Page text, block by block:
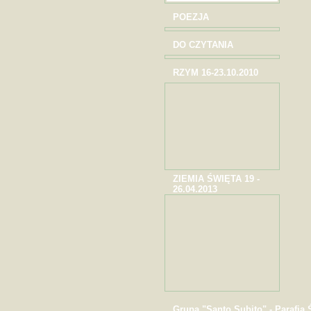
POEZJA
DO CZYTANIA
RZYM 16-23.10.2010
ZIEMIA ŚWIĘTA 19 -
26.04.2013